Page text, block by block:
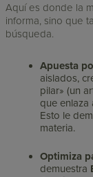
Aquí es donde la
informa, sino que
búsqueda.
Apuesta
aislados,
pilar» (un
que enlaza
Esto le
materia.
Optimiza
demuestra